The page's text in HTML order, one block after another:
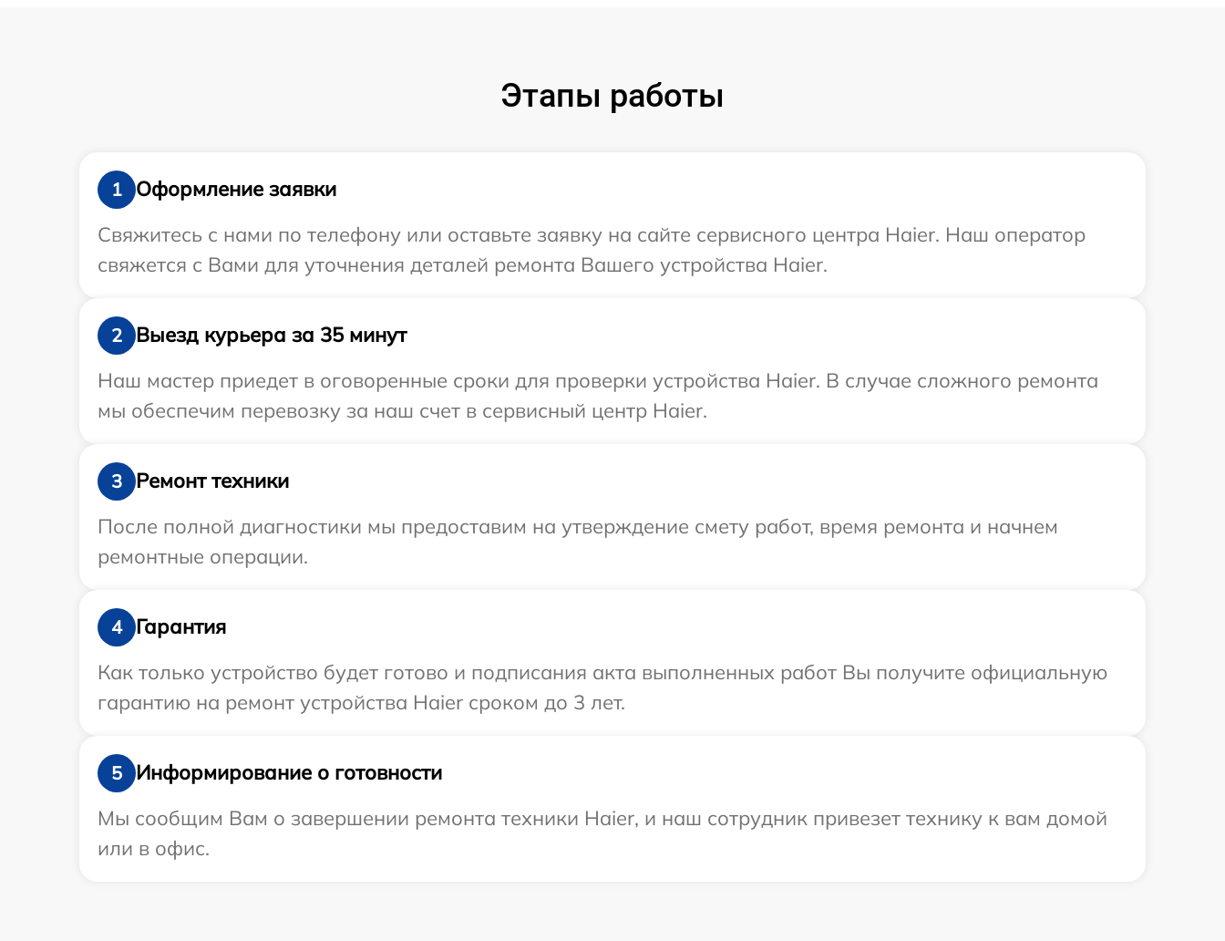
Этапы работы
1
Оформление заявки
Свяжитесь с нами по телефону или оставьте заявку на сайте сервисного центра Haier. Наш оператор
свяжется с Вами для уточнения деталей ремонта Вашего устройства Haier.
2
Выезд курьера за 35 минут
Наш мастер приедет в оговоренные сроки для проверки устройства Haier. В случае сложного ремонта
мы обеспечим перевозку за наш счет в сервисный центр Haier.
3
Ремонт техники
После полной диагностики мы предоставим на утверждение смету работ, время ремонта и начнем
ремонтные операции.
4
Гарантия
Как только устройство будет готово и подписания акта выполненных работ Вы получите официальную
гарантию на ремонт устройства Haier сроком до 3 лет.
5
Информирование о готовности
Мы сообщим Вам о завершении ремонта техники Haier, и наш сотрудник привезет технику к вам домой
или в офис.